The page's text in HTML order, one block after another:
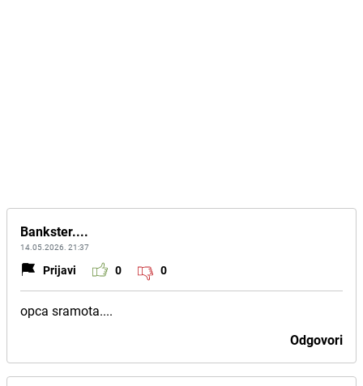
Bankster....
14.05.2026. 21:37
Prijavi 0 0
opca sramota....
Odgovori